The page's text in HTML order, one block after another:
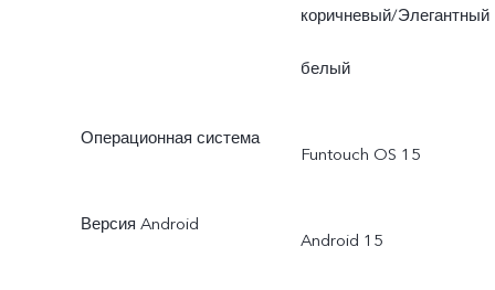
коричневый/Элегантный
белый
Операционная система
Funtouch OS 15
Версия Android
Android 15